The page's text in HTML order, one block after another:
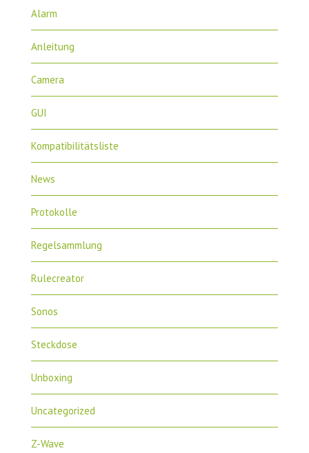
Alarm
Anleitung
Camera
GUI
Kompatibilitätsliste
News
Protokolle
Regelsammlung
Rulecreator
Sonos
Steckdose
Unboxing
Uncategorized
Z-Wave